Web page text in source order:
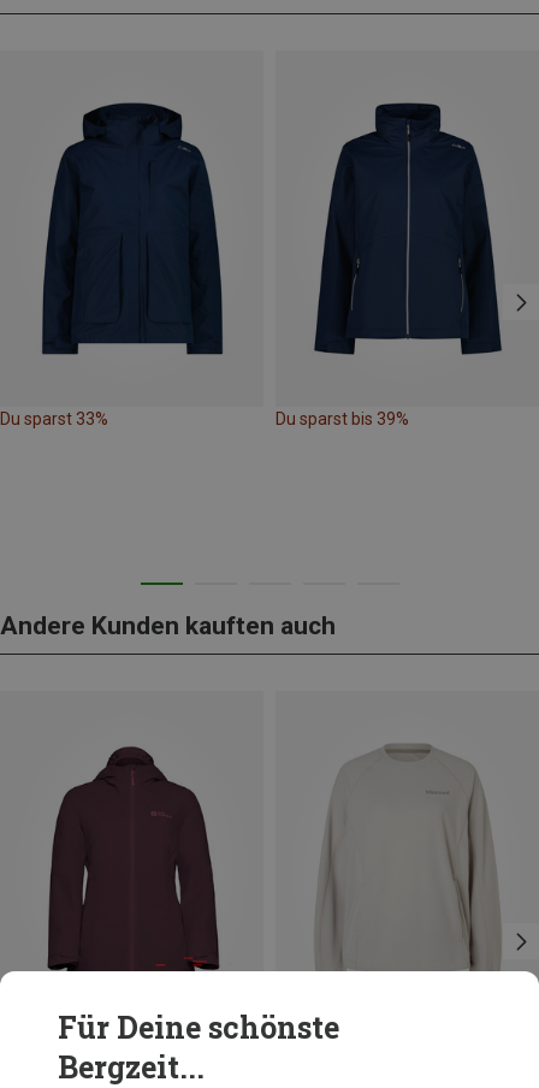
Du sparst 33% Du sparst bis 39%
Andere Kunden kauften auch
Du sparst 18%
Für Deine schönste
Bergzeit...